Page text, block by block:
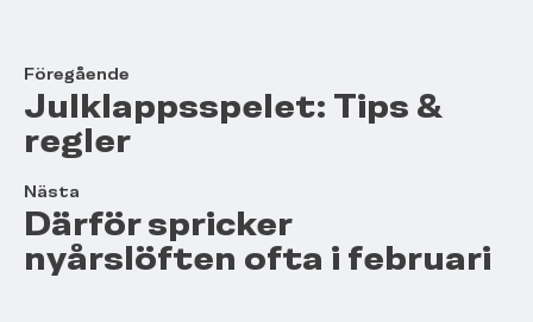
Föregående
Julklappsspelet: Tips &
regler
Nästa
Därför spricker
nyårslöften ofta i februari